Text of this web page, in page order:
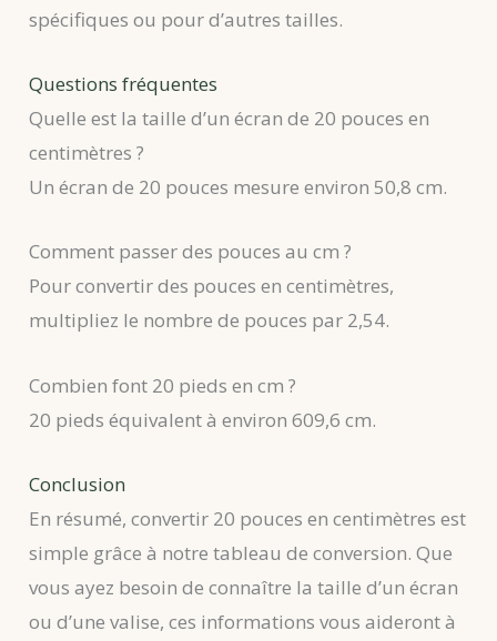
spécifiques ou pour d’autres tailles.
Questions fréquentes
Quelle est la taille d’un écran de 20 pouces en
centimètres ?
Un écran de 20 pouces mesure environ 50,8 cm.
Comment passer des pouces au cm ?
Pour convertir des pouces en centimètres,
multipliez le nombre de pouces par 2,54.
Combien font 20 pieds en cm ?
20 pieds équivalent à environ 609,6 cm.
Conclusion
En résumé, convertir 20 pouces en centimètres est
simple grâce à notre tableau de conversion. Que
vous ayez besoin de connaître la taille d’un écran
ou d’une valise, ces informations vous aideront à